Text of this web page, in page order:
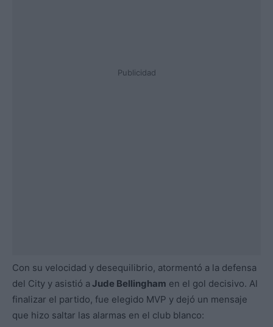
Publicidad
Con su velocidad y desequilibrio, atormentó a la defensa
del City y asistió a Jude Bellingham en el gol decisivo. Al
finalizar el partido, fue elegido MVP y dejó un mensaje
que hizo saltar las alarmas en el club blanco: